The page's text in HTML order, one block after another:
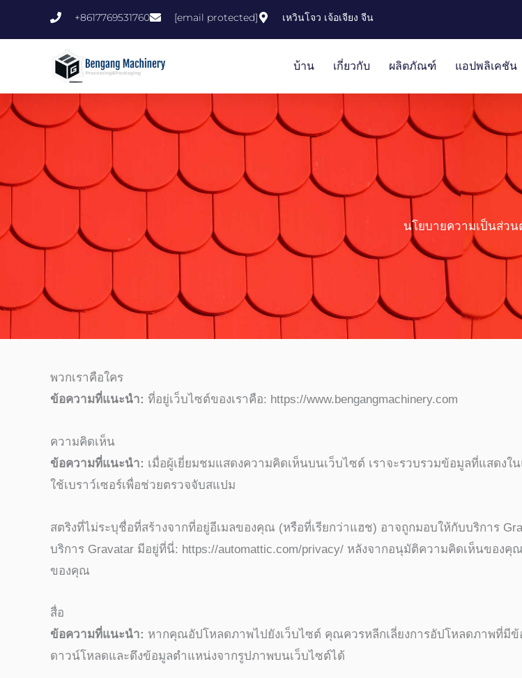
+8617769531760 [email protected] เหวินโจว เจ้อเจียง จีน
บ้าน เกี่ยวกับ ผลิตภัณฑ์ แอปพลิเคชัน
นโยบายความเป็นส่วน
พวกเราคือใคร
ข้อความที่แนะนำ: ที่อยู่เว็บไซต์ของเราคือ: https://www.bengangmachinery.com
ความคิดเห็น
ข้อความที่แนะนำ: เมื่อผู้เยี่ยมชมแสดงความคิดเห็นบนเว็บไซต์ เราจะรวบรวมข้อมูลที่แสดง
ใช้เบราว์เซอร์เพื่อช่วยตรวจจับสแปม
สตริงที่ไม่ระบุชื่อที่สร้างจากที่อยู่อีเมลของคุณ (หรือที่เรียกว่าแฮช) อาจถูกมอบให้กับบริการ
บริการ Gravatar มีอยู่ที่นี่: https://automattic.com/privacy/ หลังจากอนุมัติความคิดเห็นขอ
ของคุณ
สื่อ
ข้อความที่แนะนำ: หากคุณอัปโหลดภาพไปยังเว็บไซต์ คุณควรหลีกเลี่ยงการอัปโหลดภาพที่มี
ดาวน์โหลดและดึงข้อมูลตำแหน่งจากรูปภาพบนเว็บไซต์ได้